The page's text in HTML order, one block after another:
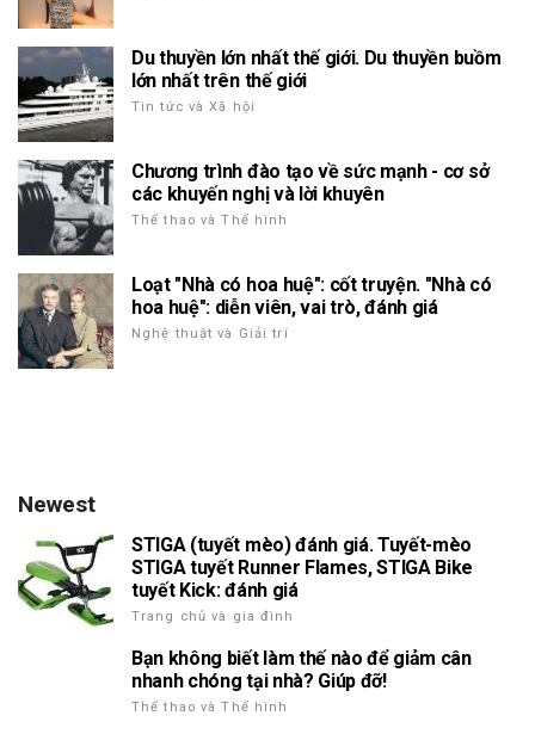
Du thuyền lớn nhất thế giới. Du thuyền buồm
lớn nhất trên thế giới
Tin tức và Xã hội
Chương trình đào tạo về sức mạnh - cơ sở
các khuyến nghị và lời khuyên
Thể thao và Thể hình
Loạt "Nhà có hoa huệ": cốt truyện. "Nhà có
hoa huệ": diễn viên, vai trò, đánh giá
Nghệ thuật và Giải trí
Newest
STIGA (tuyết mèo) đánh giá. Tuyết-mèo
STIGA tuyết Runner Flames, STIGA Bike
tuyết Kick: đánh giá
Trang chủ và gia đình
Bạn không biết làm thế nào để giảm cân
nhanh chóng tại nhà? Giúp đỡ!
Thể thao và Thể hình